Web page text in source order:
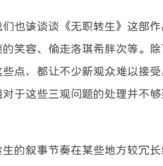
和朋
方式，我已经发过去
了。如果您需要询问
在评论区发出来，我
周末看到会回复的[图
6-12-2026
博
，但
Roxy_Magic
也该谈谈《无职转生》这部
笑容、偷走洛琪希胖次等。
点，都让不少新观众难以接
于这些三观问题的处理并不
的叙事节奏在某些地方较冗